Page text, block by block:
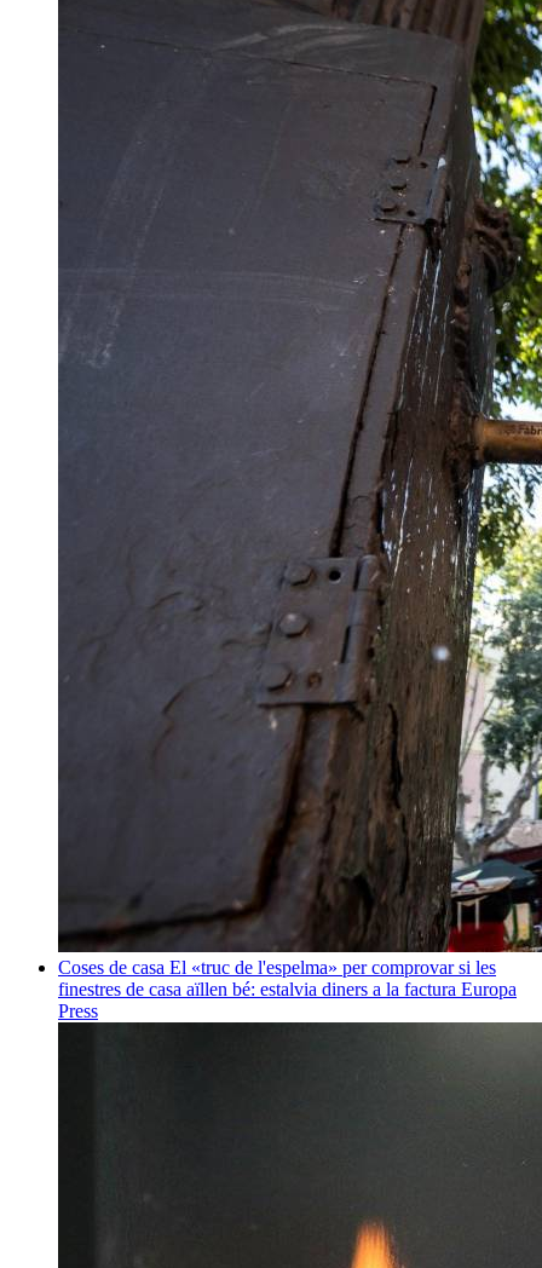
Coses de casa El «truc de l'espelma» per comprovar si les
finestres de casa aïllen bé: estalvia diners a la factura Europa
Press